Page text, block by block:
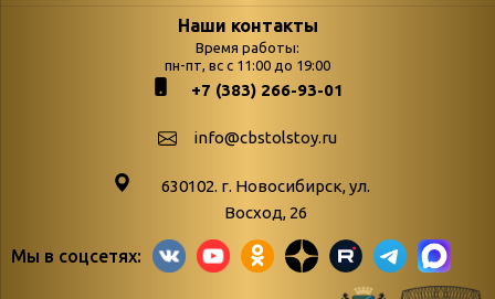
Страницы
podvedenie-itogov-festivalya-
paskhalnaya-palitra
Библионочь – как ярмарка точь-в-
поступлений
Война. Народ.
живые»
Наши контакты
Время работы:
пн-пт, вс с 11:00 до 19:00
+7 (383) 266-93-01
info@cbstolstoy.ru
630102. г. Новосибирск, ул.
Восход, 26
Мы в соцсетях: